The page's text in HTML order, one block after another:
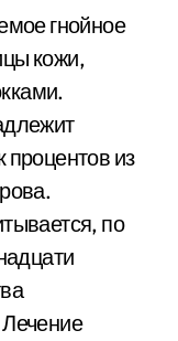
гнойное
кожи,
процентов из
по